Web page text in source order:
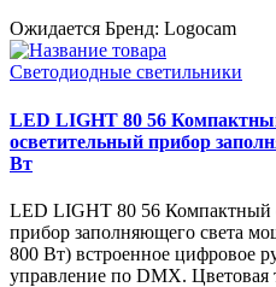
Ожидается Бренд: Logocam
Светодиодные светильники
LED LIGHT 80 56
осветительный прибор
Вт
LED LIGHT 80 56 Компактный
прибор заполняющего света
800 Вт) встроенное цифровое
управление по DMX. Цветовая